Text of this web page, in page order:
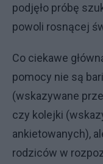
podjęło próbę
powoli rosnącej
Co ciekawe
pomocy nie są
(wskazywane
czy kolejki
ankietowanych),
rodziców w